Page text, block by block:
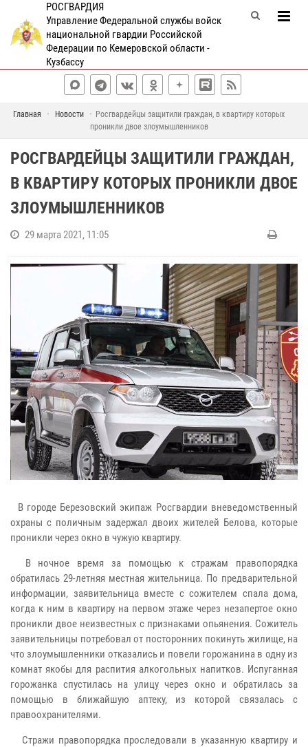
РОСГВАРДИЯ
Управление Федеральной службы войск
национальной гвардии Российской
Федерации по Кемеровской области -
Кузбассу
Главная Новости
Росгвардейцы защитили граждан, в квартиру которых
проникли двое злоумышленников
РОСГВАРДЕЙЦЫ ЗАЩИТИЛИ ГРАЖДАН,
В КВАРТИРУ КОТОРЫХ ПРОНИКЛИ ДВОЕ
ЗЛОУМЫШЛЕННИКОВ
29 марта 2021, 11:05
В городе Березовский экипаж Росгвардии вневедомственный
охраны с поличным задержал двоих жителей Белова, которые
проникли через окно в чужую квартиру.
В ночное время за помощью к стражам правопорядка
обратилась 29-летняя местная жительница. По предварительной
информации, заявительница вместе с сожителем спала дома,
когда к ним в квартиру на первом этаже через незапертое окно
проникли двое неизвестных с признаками опьянения. Сожитель
заявительницы потребовал от посторонних покинуть жилище, на
что злоумышленники отказались и повели горожанина в одну из
комнат якобы для распития алкогольных напитков. Испуганная
горожанка спустилась на улицу через окно и обратилась за
помощью в ближайшую аптеку, из которой связалась с
правоохранителями.
Стражи правопорядка проследовали в указанную квартиру и